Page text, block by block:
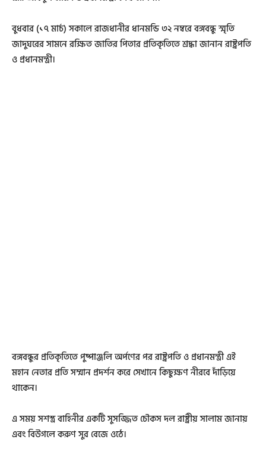
বুধবার (১৭ মার্চ) সকালে রাজধানীর ধানমন্ডি ৩২ নম্বরে বঙ্গবন্ধু স্মৃতি
জাদুঘরের সামনে রক্ষিত জাতির পিতার প্রতিকৃতিতে শ্রদ্ধা জানান রাষ্ট্রপতি
ও প্রধানমন্ত্রী।
বঙ্গবন্ধুর প্রতিকৃতিতে পুষ্পাঞ্জলি অর্পণের পর রাষ্ট্রপতি ও প্রধানমন্ত্রী এই
মহান নেতার প্রতি সম্মান প্রদর্শন করে সেখানে কিছুক্ষণ নীরবে দাঁড়িয়ে
থাকেন।
এ সময় সশস্ত্র বাহিনীর একটি সুসজ্জিত চৌকস দল রাষ্ট্রীয় সালাম জানায়
এবং বিউগলে করুণ সুর বেজে ওঠে।